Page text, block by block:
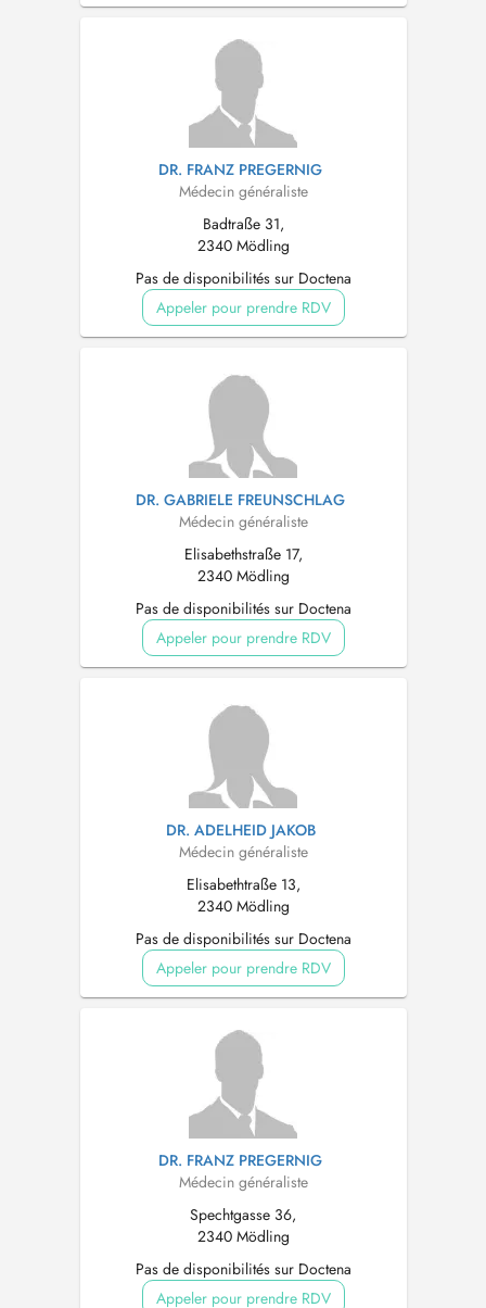
DR. FRANZ PREGERNIG
Médecin généraliste
Badtraße 31,
2340 Mödling
Pas de disponibilités sur Doctena
Appeler pour prendre RDV
DR. GABRIELE FREUNSCHLAG
Médecin généraliste
Elisabethstraße 17,
2340 Mödling
Pas de disponibilités sur Doctena
Appeler pour prendre RDV
DR. ADELHEID JAKOB
Médecin généraliste
Elisabethtraße 13,
2340 Mödling
Pas de disponibilités sur Doctena
Appeler pour prendre RDV
DR. FRANZ PREGERNIG
Médecin généraliste
Spechtgasse 36,
2340 Mödling
Pas de disponibilités sur Doctena
Appeler pour prendre RDV